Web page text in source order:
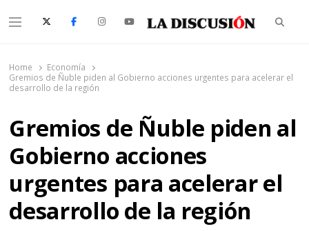
Menu
Home
Economía
Gremios de Ñuble piden al Gobierno acciones urgentes para acelerar el
desarrollo de la región
Gremios de Ñuble piden al
Gobierno acciones
urgentes para acelerar el
desarrollo de la región